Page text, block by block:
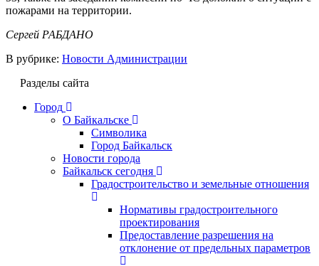
пожарами на территории.
Сергей РАБДАНО
В рубрике: Новости Администрации
Разделы сайта
Город
О Байкальске
Символика
Город Байкальск
Новости города
Байкальск сегодня
Градостроительство и земельные отношения
Нормативы градостроительного
проектирования
Предоставление разрешения на
отклонение от предельных параметров